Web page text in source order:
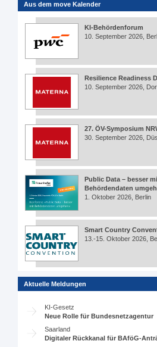
Aus dem move Kalender
KI-Behördenforum
10. September 2026,
Resilience Readiness
10. September 2026,
27. ÖV-Symposium
30. September 2026,
Public Data – besser
Behördendaten
1. Oktober 2026, Berlin
Smart Country
13.-15. Oktober 2026,
Aktuelle Meldungen
KI-Gesetz
Neue Rolle für Bundesnetzagentur
Saarland
Digitaler Rückkanal für BAföG-